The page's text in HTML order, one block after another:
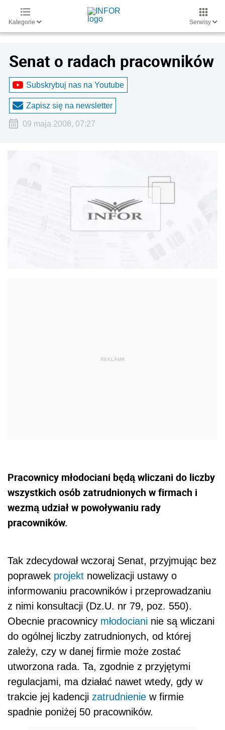
Kategorie Serwisy
Senat o radach pracowników
Subskrybuj nas na Youtube
Zapisz się na newsletter
09 maja 2008, 07:27
Pracownicy młodociani będą wliczani do liczby
wszystkich osób zatrudnionych w firmach i
wezmą udział w powoływaniu rady
pracowników.
Tak zdecydował wczoraj Senat, przyjmując bez
poprawek projekt nowelizacji ustawy o
informowaniu pracowników i przeprowadzaniu
z nimi konsultacji (Dz.U. nr 79, poz. 550).
Obecnie pracownicy młodociani nie są wliczani
do ogólnej liczby zatrudnionych, od której
zależy, czy w danej firmie może zostać
utworzona rada. Ta, zgodnie z przyjętymi
regulacjami, ma działać nawet wtedy, gdy w
trakcie jej kadencji zatrudnienie w firmie
spadnie poniżej 50 pracowników.